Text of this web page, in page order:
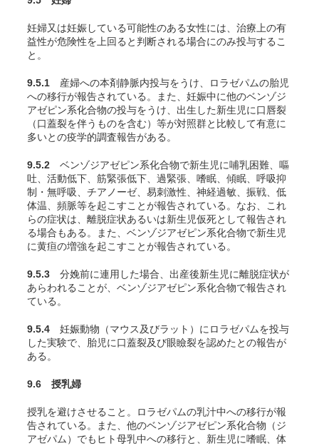
妊婦又は妊娠している可能性のある女性には、治療上の有
益性が危険性を上回ると判断される場合にのみ投与するこ
と。
9.5.1 産婦への本剤静脈内投与をうけ、ロラゼパムの胎児
への移行が報告されている 。また、妊娠中に他のベンゾジ
アゼピン系化合物の投与をうけ、出生した新生児に口唇裂
（口蓋裂を伴うものを含む）等が対照群と比較して有意に
多いとの疫学的調査報告がある。
9.5.2 ベンゾジアゼピン系化合物で新生児に哺乳困難、嘔
吐、活動低下、筋緊張低下、過緊張、嗜眠、傾眠、呼吸抑
制・無呼吸、チアノーゼ、易刺激性、神経過敏、振戦、低
体温、頻脈等を起こすことが報告されている。なお、これ
らの症状は、離脱症状あるいは新生児仮死として報告され
る場合もある。また、ベンゾジアゼピン系化合物で新生児
に黄疸の増強を起こすことが報告されている。
9.5.3 分娩前に連用した場合、出産後新生児に離脱症状が
あらわれることが、ベンゾジアゼピン系化合物で報告され
ている。
9.5.4 妊娠動物（マウス及びラット）にロラゼパムを投与
した実験で、胎児に口蓋裂及び眼瞼裂を認めたとの報告が
ある 。
9.6 授乳婦
授乳を避けさせること。ロラゼパムの乳汁中への移行が報
告されている 。また、他のベンゾジアゼピン系化合物（ジ
アゼパム）でもヒト母乳中への移行と、新生児に嗜眠、体